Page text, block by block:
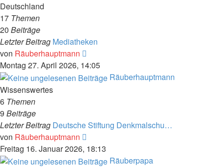
Deutschland
17 Themen
20 Beiträge
Letzter Beitrag Mediatheken
von Räuberhauptmann
Beitrag
Montag 27. April 2026, 14:05
Räuberhauptmann
Wissenswertes
6 Themen
9 Beiträge
Letzter Beitrag Deutsche Stiftung Denkmalschu…
von Räuberhauptmann
Beitrag
Freitag 16. Januar 2026, 18:13
Räuberpapa